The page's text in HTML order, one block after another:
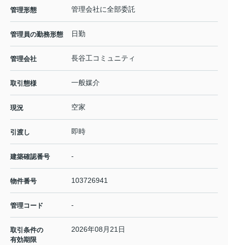
管理形態 管理会社に全部委託
管理員の勤務形態 日勤
管理会社 長谷工コミュニティ
取引態様 一般媒介
現況 空家
引渡し 即時
建築確認番号 -
物件番号 103726941
管理コード -
取引条件の
有効期限
2026年08月21日